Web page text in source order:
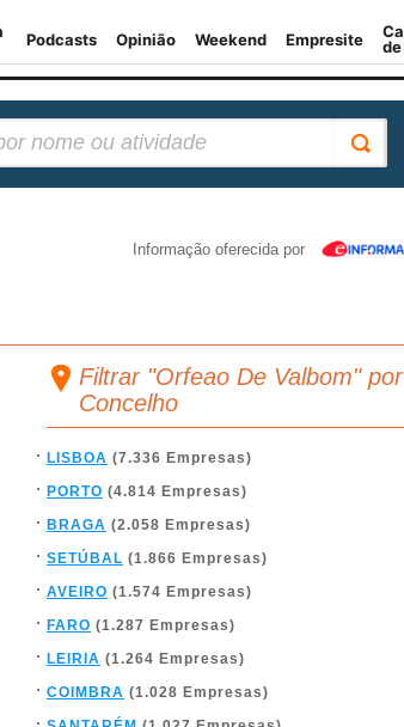
Informação oferecida por
Filtrar "Orfeao De Valbom" por
Concelho
LISBOA (7.336 Empresas)
PORTO (4.814 Empresas)
BRAGA (2.058 Empresas)
SETÚBAL (1.866 Empresas)
AVEIRO (1.574 Empresas)
FARO (1.287 Empresas)
LEIRIA (1.264 Empresas)
COIMBRA (1.028 Empresas)